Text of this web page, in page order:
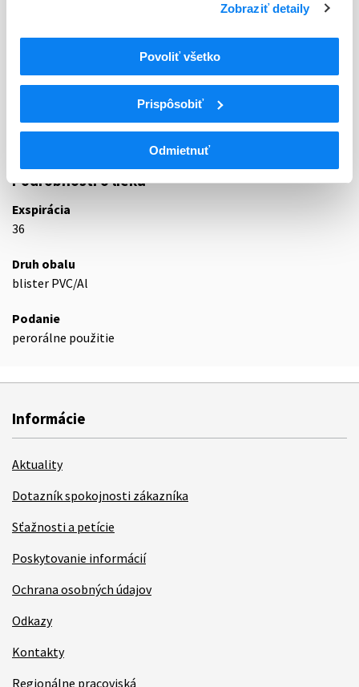
Zobraziť detaily
Povoliť všetko
Prispôsobiť
Odmietnuť
ATC
KARDIOVASKULÁRNY SYSTÉM
C07
BETABLOKÁTORY
BETABLOKÁTORY
C07AB02
Metoprolol
Podrobnosti o lieku
Exspirácia
36
Druh obalu
blister PVC/Al
Podanie
perorálne použitie
Informácie
Aktuality
Dotazník spokojnosti zákazníka
Sťažnosti a petície
Poskytovanie informácií
Ochrana osobných údajov
Odkazy
Kontakty
Regionálne pracoviská